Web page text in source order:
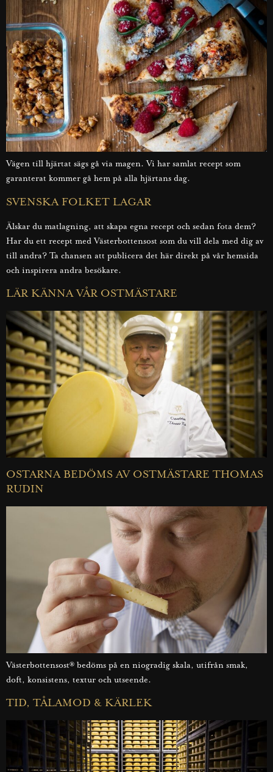
Vägen till hjärtat sägs gå via magen. Vi har samlat recept som
garanterat kommer gå hem på alla hjärtans dag.
SVENSKA FOLKET LAGAR
Älskar du matlagning, att skapa egna recept och sedan fota dem?
Har du ett recept med Västerbottensost som du vill dela med dig av
till andra? Ta chansen att publicera det här direkt på vår hemsida
och inspirera andra besökare.
LÄR KÄNNA VÅR OSTMÄSTARE
OSTARNA BEDÖMS AV OSTMÄSTARE THOMAS
RUDIN
Västerbottensost® bedöms på en niogradig skala, utifrån smak,
doft, konsistens, textur och utseende.
TID, TÅLAMOD & KÄRLEK